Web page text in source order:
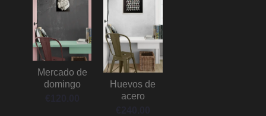
Mercado de
domingo
Huevos de
acero